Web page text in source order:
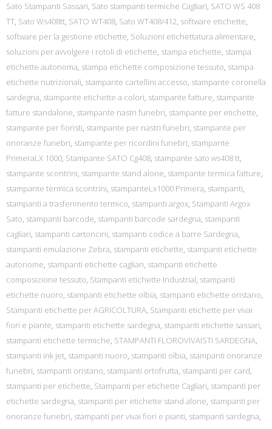
Sato Stampanti Sassari, Sato stampanti termiche Cagliari, SATO WS 408
TT, Sato Ws408tt, SATO WT408, Sato WT408/412, software etichette,
software per la gestione etichette, Soluzioni etichettatura alimentare,
soluzioni per avvolgere i rotoli di etichette, stampa etichette, stampa
etichette autonoma, stampa etichette composizione tessuto, stampa
etichette nutrizionali, stampante cartellini accesso, stampante coronella
sardegna, stampante etichette a colori, stampante fatture, stampante
fatture standalone, stampante nastri funebri, stampante per etichette,
stampante per fioristi, stampante per nastri funebri, stampante per
onoranze funebri, stampante per ricordini funebri, stampante
PrimeraLX 1000, Stampante SATO Cg408, stampante sato ws408 tt,
stampante scontrini, stampante stand alone, stampante termica fatture,
stampante termica scontrini, stampanteLx1000 Primera, stampanti,
stampanti a trasferimento termico, stampanti argox, Stampanti Argox
Sato, stampanti barcode, stampanti barcode sardegna, stampanti
cagliari, stampanti cartoncini, stampanti codice a barre Sardegna,
stampanti emulazione Zebra, stampanti etichette, stampanti etichette
autonome, stampanti etichette cagliari, stampanti etichette
composizione tessuto, Stampanti etichette Industrial, stampanti
etichette nuoro, stampanti etichette olbia, stampanti etichette oristano,
Stampanti etichette per AGRICOLTURA, Stampanti etichette per vivai
fiori e piante, stampanti etichette sardegna, stampanti etichette sassari,
stampanti etichette termiche, STAMPANTI FLOROVIVAISTI SARDEGNA,
stampanti ink jet, stampanti nuoro, stampanti olbia, stampanti onoranze
funebri, stampanti oristano, stampanti ortofrutta, stampanti per card,
stampanti per etichette, Stampanti per etichette Cagliari, stampanti per
etichette sardegna, stampanti per etichette stand alone, stampanti per
onoranze funebri, stampanti per vivai fiori e pianti, stampanti sardegna,